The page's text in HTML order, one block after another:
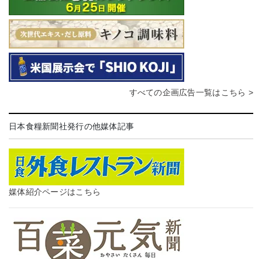
すべての企画広告一覧はこちら >
日本食糧新聞社発行の他媒体記事
媒体紹介ページはこちら